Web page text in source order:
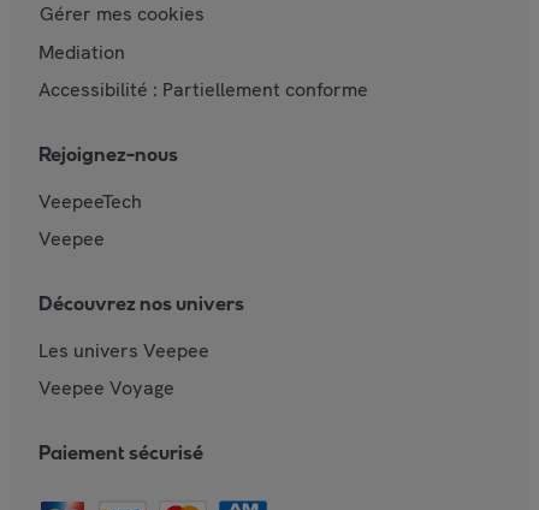
Gérer mes cookies
Mediation
Accessibilité : Partiellement conforme
Rejoignez-nous
VeepeeTech
Veepee
Découvrez nos univers
Les univers Veepee
Veepee Voyage
Paiement sécurisé